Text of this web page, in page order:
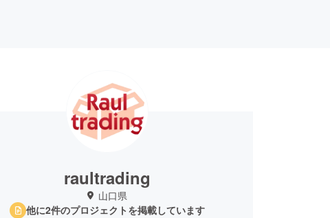
raultrading
山口県
他に2件のプロジェクトを掲載しています